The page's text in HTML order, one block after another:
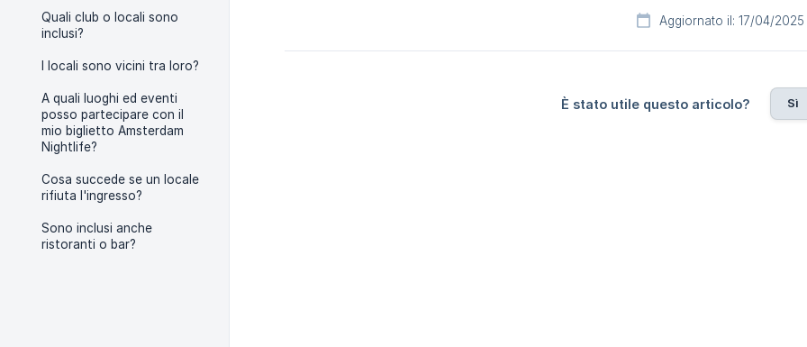
Quali club o locali sono
inclusi?
I locali sono vicini tra loro?
A quali luoghi ed eventi
posso partecipare con il
mio biglietto Amsterdam
Nightlife?
Cosa succede se un locale
rifiuta l'ingresso?
Sono inclusi anche
ristoranti o bar?
Aggiornato il: 17/04/2025
È stato utile questo articolo? Sì